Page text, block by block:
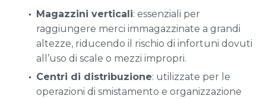
Magazzini verticali: essenziali per
raggiungere merci immagazzinate a grandi
altezze, riducendo il rischio di infortuni dovuti
all’uso di scale o mezzi impropri.
Centri di distribuzione: utilizzate per le
operazioni di smistamento e organizzazione